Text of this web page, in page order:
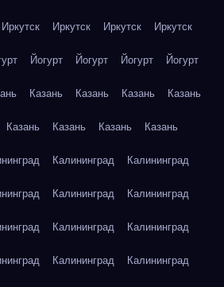
Иркутск Иркутск Иркутск Иркутск
Йогурт Йогурт Йогурт Йогурт
Казань Казань Казань Казань
Казань Казань Казань Казань
Калининград Калининград
Калининград Калининград
Калининград Калининград
Калининград Калининград